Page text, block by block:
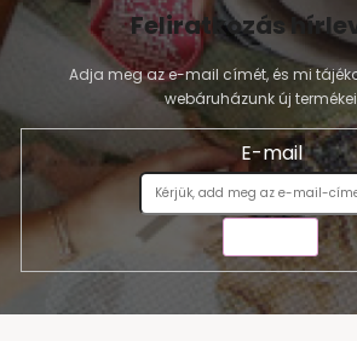
Feliratkozás
Adja meg az e-mail címét, és mi
webáruházunk új
E-mail